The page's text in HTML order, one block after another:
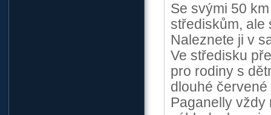
Se svými 50
střediskům, ale
Naleznete ji v
Ve středisku
pro rodiny s
dlouhé
Paganelly